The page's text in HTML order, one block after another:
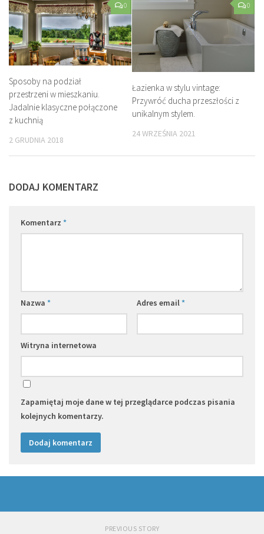
0
Sposoby na podział
przestrzeni w mieszkaniu.
Jadalnie klasyczne połączone
z kuchnią
2 GRUDNIA 2018
0
Łazienka w stylu vintage:
Przywróć ducha przeszłości z
unikalnym stylem.
24 WRZEŚNIA 2021
DODAJ KOMENTARZ
Komentarz *
Nazwa * Adres email*
Witryna internetowa
Zapamiętaj moje dane w tej przeglądarce podczas pisania
kolejnych komentarzy.
PREVIOUS STORY